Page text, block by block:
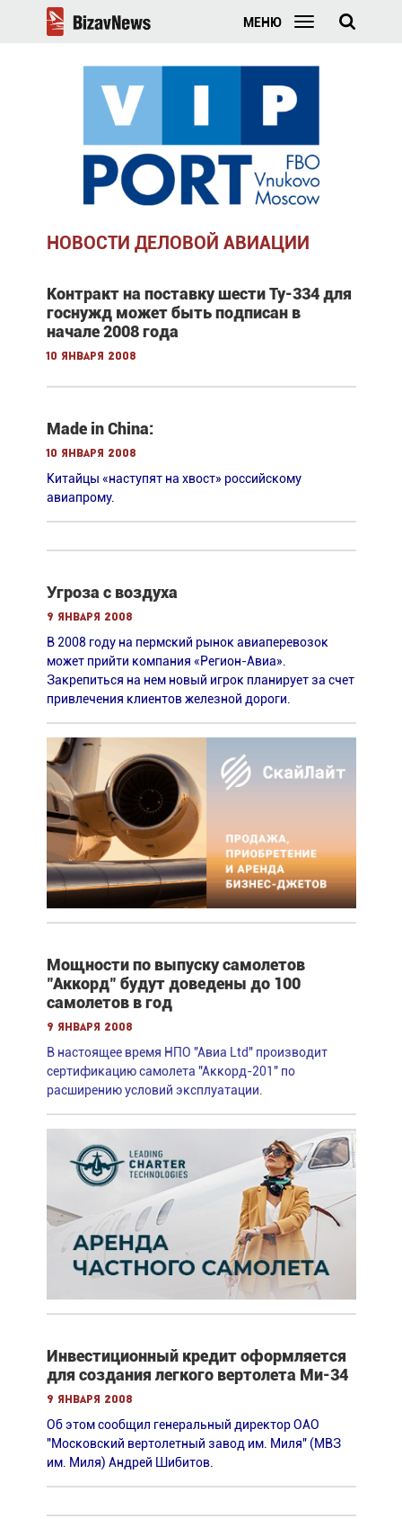
МЕНЮ
НОВОСТИ ДЕЛОВОЙ АВИАЦИИ
Контракт на поставку шести Ту-334 для
госнужд может быть подписан в
начале 2008 года
10 января 2008
Made in China:
10 января 2008
Китайцы «наступят на хвост» российскому
авиапрому.
Угроза с воздуха
9 января 2008
В 2008 году на пермский рынок авиаперевозок
может прийти компания «Регион-Авиа».
Закрепиться на нем новый игрок планирует за счет
привлечения клиентов железной дороги.
Мощности по выпуску самолетов
"Аккорд" будут доведены до 100
самолетов в год
9 января 2008
В настоящее время НПО "Авиа Ltd" производит
сертификацию самолета "Аккорд-201" по
расширению условий эксплуатации.
Инвестиционный кредит оформляется
для создания легкого вертолета Ми-34
9 января 2008
Об этом сообщил генеральный директор ОАО
"Московский вертолетный завод им. Миля" (МВЗ
им. Миля) Андрей Шибитов.